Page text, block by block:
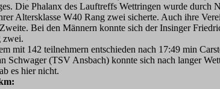
Die Phalanx des Lauftreffs Wettringen wurde
Altersklasse W40 Rang zwei sicherte. Auch ihre
Bei den Männern konnte sich der Insinger
zwei.
mit 142 teilnehmern entschieden nach 17:49 min
Schwager (TSV Ansbach) konnte sich nach langer
es hier nicht.